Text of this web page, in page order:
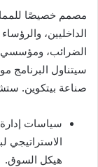
مصمم خصيصًا
الداخليين،
الضرائب، ومؤسسي
سيتناول البرنامج
صناعة بيتكوين.
سياسات إدارة
الاستراتيجي
هيكل السوق.